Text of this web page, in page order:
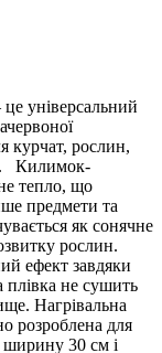
універсальний
курчат, рослин,
Килимок-
тепло, що
предмети та
як сонячне
рослин.
ефект завдяки
плівка не сушить
Нагрівальна
розроблена для
ширину 30 см і